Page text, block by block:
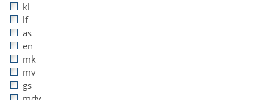
kl
lf
as
en
mk
mv
gs